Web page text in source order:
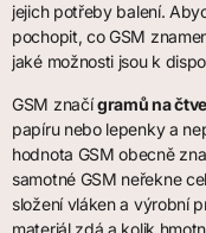
jejich potřeby balení.
pochopit, co GSM
jaké možnosti jsou k
GSM značígramů na
papíru nebo lepenky a
hodnota GSM obecně
samotné GSM neřekne
složení vláken a výrobní
materiál zdá a kolik